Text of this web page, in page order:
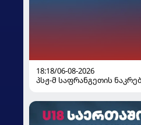
18:18/06-08-2026
პსჟ-მ საფრანგეთის